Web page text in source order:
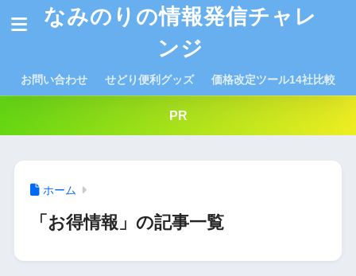
なみのりの情報発信チャレ
ンジ
お問い合わせ せどり便利グッズ 価格改定ツール14社比較
PR
ホーム
「お得情報」の記事一覧